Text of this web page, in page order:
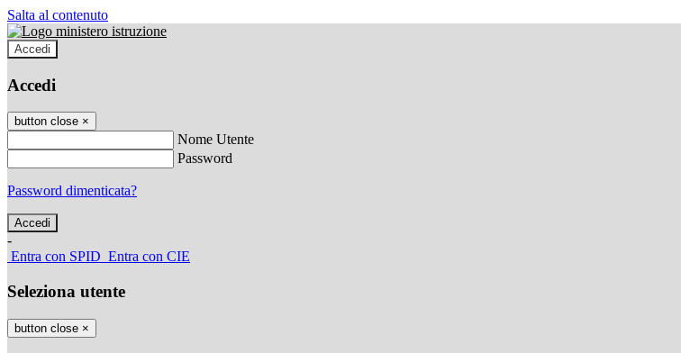
Salta al contenuto
Accedi
Accedi
button close ×
Nome Utente
Password
Password dimenticata?
-
Entra con SPID Entra con CIE
Seleziona utente
button close ×